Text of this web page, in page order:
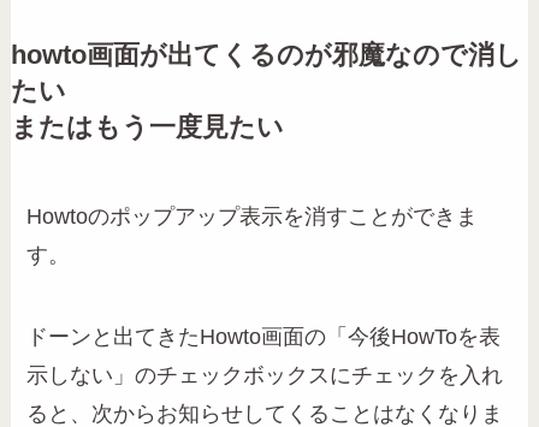
howto画面が出てくるのが邪魔なので消し
たい
またはもう一度見たい
Howtoのポップアップ表示を消すことができま
す。
ドーンと出てきたHowto画面の「今後HowToを表
示しない」のチェックボックスにチェックを入れ
ると、次からお知らせしてくることはなくなりま